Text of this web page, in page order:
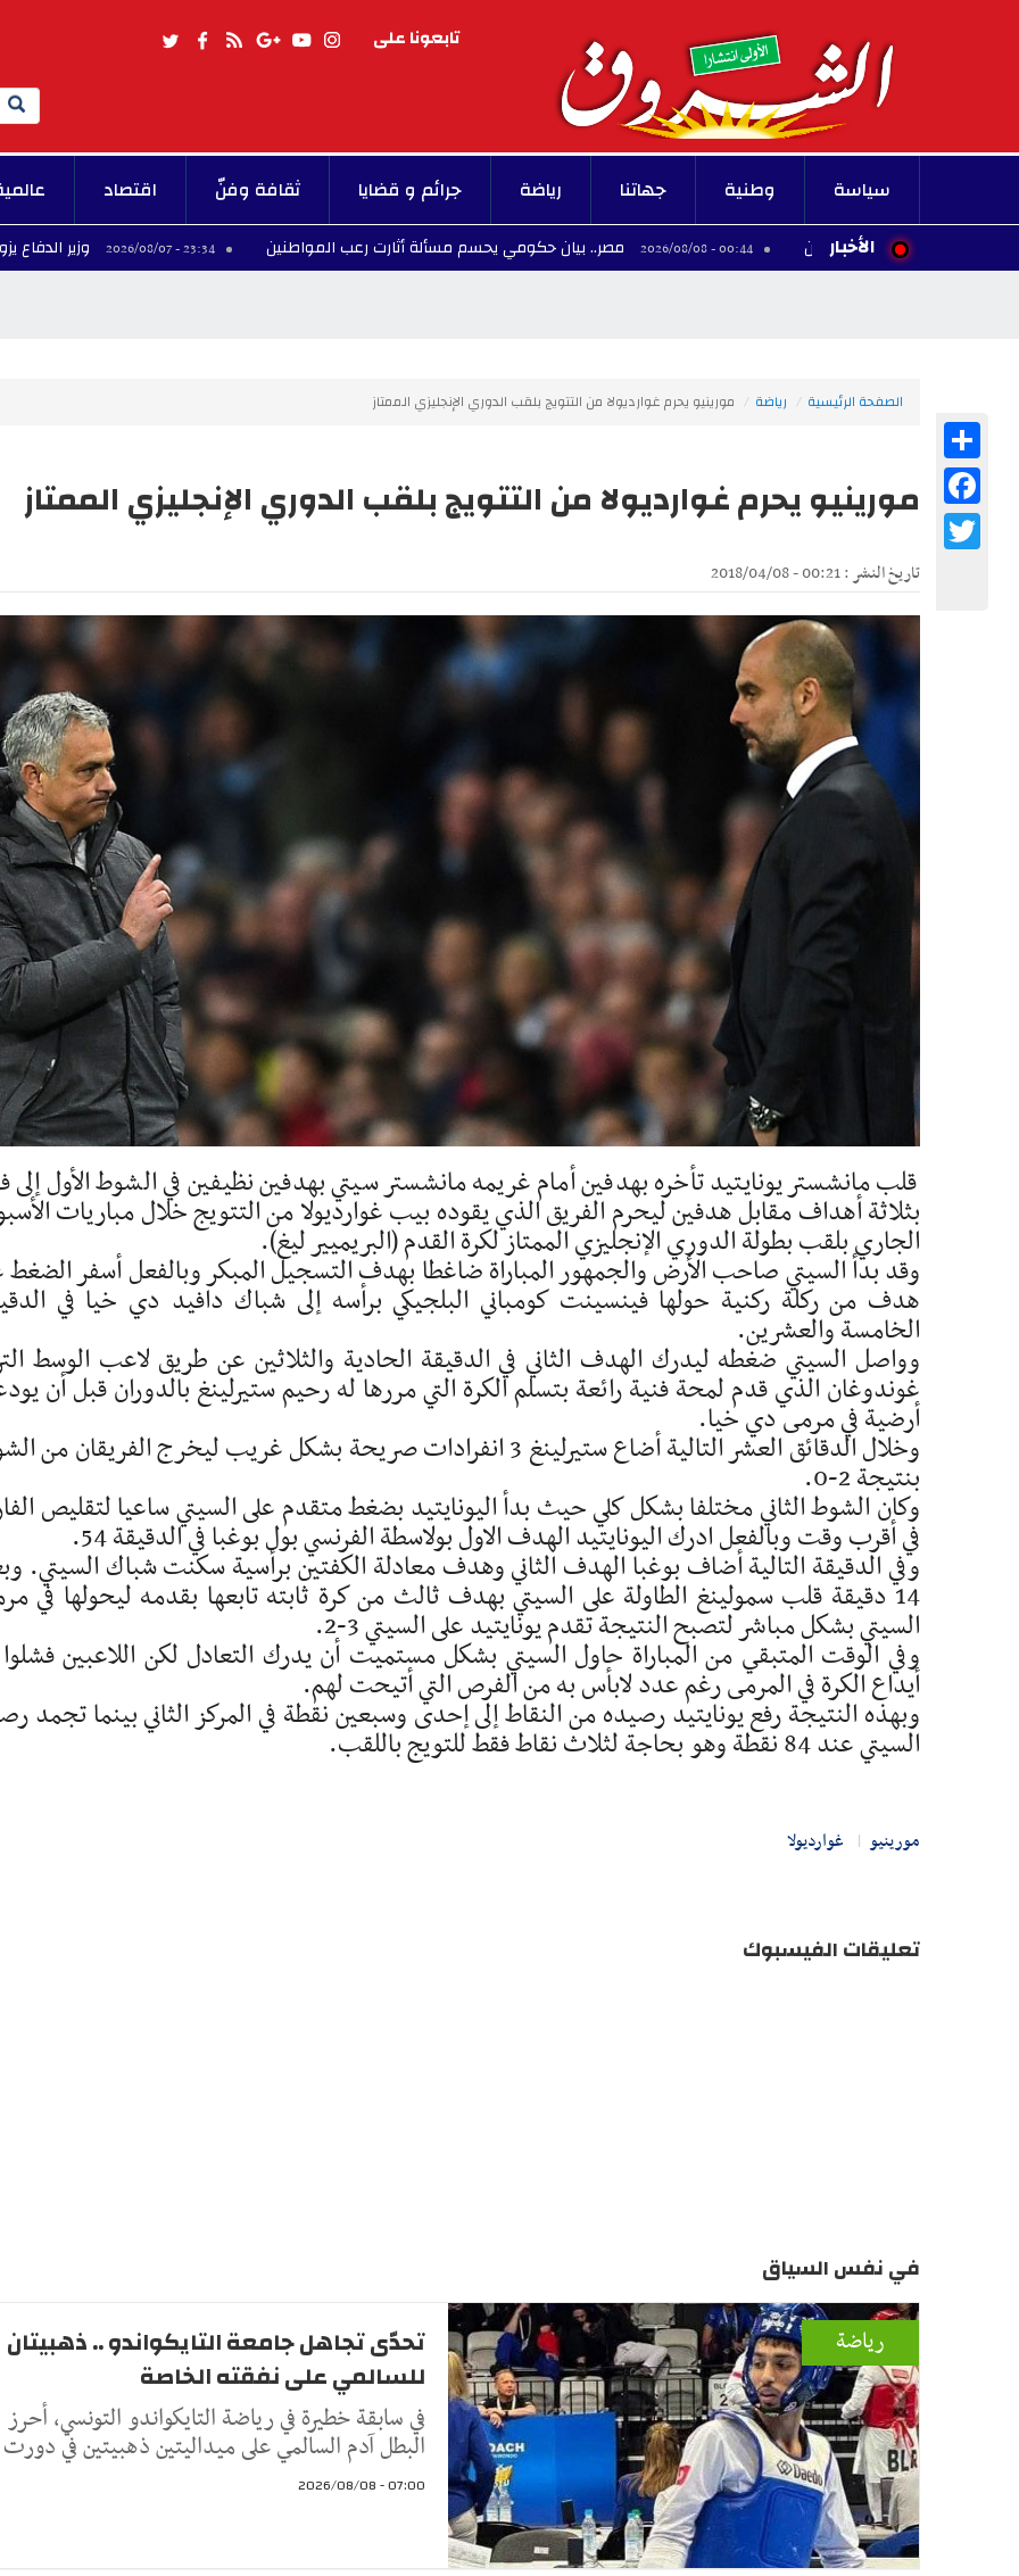
تابعونا على
Search
سياسة وطنية جهاتنا رياضة جرائم و قضايا ثقافة وفنّ اقتصاد
الأخبار00:44 - 2026/08/08 مصر.. بيان حكومي يحسم مسألة أثارت رعب المواطنين 23:34 - 2026/08/07 وزير الدفاع يزور المركز
الصفحة الرئيسية رياضة مورينيو يحرم غوارديولا من التتويج بلقب الدوري الإنجليزي الممتاز
مورينيو يحرم غوارديولا من التتويج بلقب الدوري الإنجليزي الممتاز
تاريخ النشر : 00:21 - 2018/04/08
قلب مانشستر يونايتيد تأخره بهدفين أمام غريمه مانشستر سيتي بهدفين نظيفين في الشوط الأول إلى
بثلاثة أهداف مقابل هدفين ليحرم الفريق الذي يقوده بيب غوارديولا من التتويج خلال مباريات
الجاري بلقب بطولة الدوري الإنجليزي الممتاز لكرة القدم (البريميير ليغ).
وقد بدأ السيتي صاحب الأرض والجمهور المباراة ضاغطا بهدف التسجيل المبكر وبالفعل أسفر
هدف من ركلة ركنية حولها فينسينت كومباني البلجيكي برأسه إلى شباك دافيد دي خيا في
الخامسة والعشرين.
وواصل السيتي ضغطه ليدرك الهدف الثاني في الدقيقة الحادية والثلاثين عن طريق لاعب الوسط
غوندوغان الذي قدم لمحة فنية رائعة بتسلم الكرة التي مررها له رحيم ستيرلينغ بالدوران قبل أن
أرضية في مرمى دي خيا.
وخلال الدقائق العشر التالية أضاع ستيرلينغ 3 انفرادات صريحة بشكل غريب ليخرج الفريقان من
بنتيجة 2-0.
وكان الشوط الثاني مختلفا بشكل كلي حيث بدأ اليونايتيد بضغط متقدم على السيتي ساعيا لتقليص
في أقرب وقت وبالفعل ادرك اليونايتيد الهدف الاول بولاسطة الفرنسي بول بوغبا في الدقيقة 54.
وفي الدقيقة التالية أضاف بوغبا الهدف الثاني وهدف معادلة الكفتين برأسية سكنت شباك السيتي.
14 دقيقة قلب سمولينغ الطاولة على السيتي بهدف ثالث من كرة ثابته تابعها بقدمه ليحولها في
السيتي بشكل مباشر لتصبح النتيجة تقدم يونايتيد على السيتي 3-2.
وفي الوقت المتبقي من المباراة حاول السيتي بشكل مستميت أن يدرك التعادل لكن اللاعبين
أيداع الكرة في المرمى رغم عدد لابأس به من الفرص التي أتيحت لهم.
وبهذه النتيجة رفع يونايتيد رصيده من النقاط إلى إحدى وسبعين نقطة في المركز الثاني بينما تجمد
السيتي عند 84 نقطة وهو بحاجة لثلاث نقاط فقط للتويج باللقب.
مورينيو غوارديولا
Facebook
Twitter
تعليقات الفيسبوك
في نفس السياق
رياضة
تحدّى تجاهل جامعة التايكواندو .. ذهبيتان
للسالمي على نفقته الخاصة
في سابقة خطيرة في رياضة التايكواندو التونسي، أحرز
البطل آدم السالمي على ميداليتين ذهبيتين في دورت
07:00 - 2026/08/08